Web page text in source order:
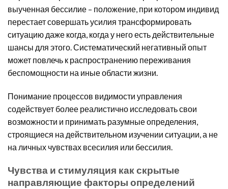
выученная бессилие – положение, при котором индивид
перестает совершать усилия трансформировать
ситуацию даже когда, когда у него есть действительные
шансы для этого. Систематический негативный опыт
может повлечь к распространению переживания
беспомощности на иные области жизни.
Понимание процессов видимости управления
содействует более реалистично исследовать свои
возможности и принимать разумные определения,
строящиеся на действительном изучении ситуации, а не
на личных чувствах всесилия или бессилия.
Чувства и стимуляция как скрытые
направляющие факторы определений